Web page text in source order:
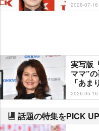
2026-07-16
実写版
ママ”
「あま
2026-05-16
話題の特集をPICK UP